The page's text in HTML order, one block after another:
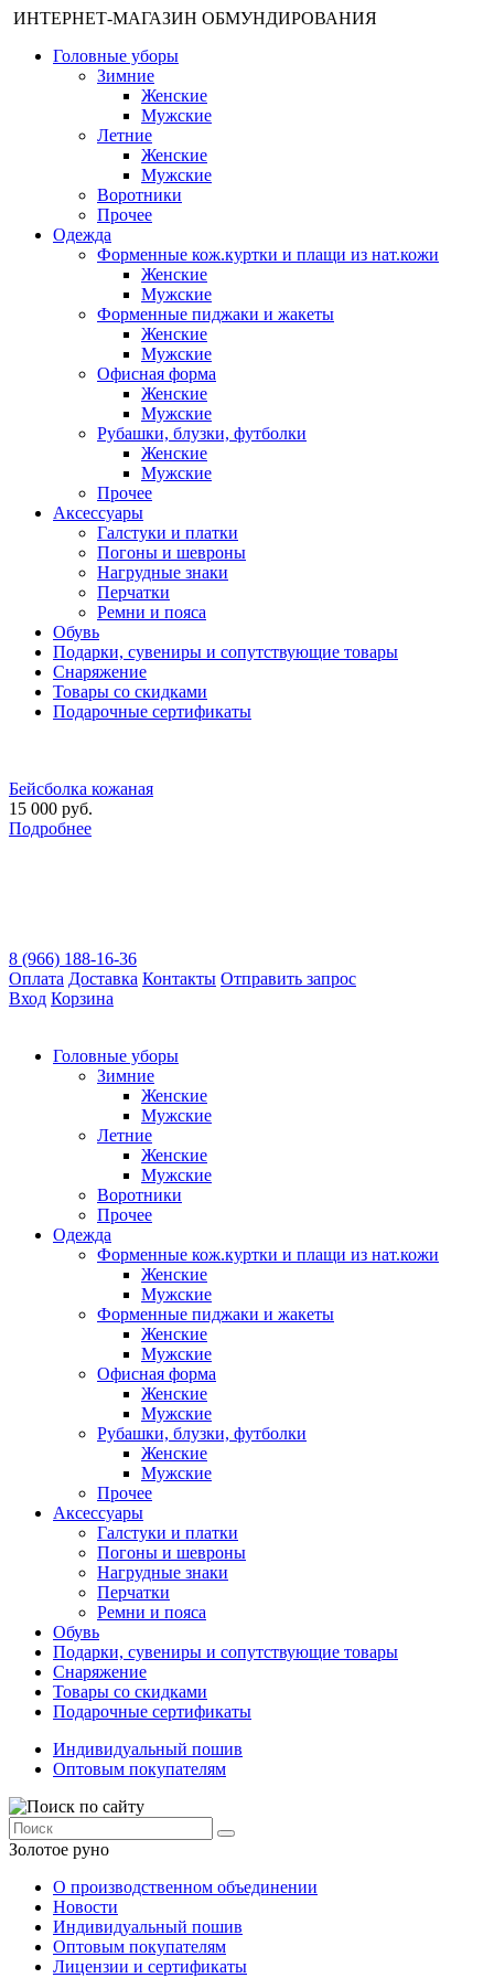
ИНТЕРНЕТ-МАГАЗИН ОБМУНДИРОВАНИЯ
Головные уборы
Зимние
Женские
Мужские
Летние
Женские
Мужские
Воротники
Прочее
Одежда
Форменные кож.куртки и плащи из нат.кожи
Женские
Мужские
Форменные пиджаки и жакеты
Женские
Мужские
Офисная форма
Женские
Мужские
Рубашки, блузки, футболки
Женские
Мужские
Прочее
Аксессуары
Галстуки и платки
Погоны и шевроны
Нагрудные знаки
Перчатки
Ремни и пояса
Обувь
Подарки, сувениры и сопутствующие товары
Снаряжение
Товары со скидками
Подарочные сертификаты
Бейсболка кожаная
15 000 руб.
Подробнее
8 (966) 188-16-36
Оплата Доставка Контакты Отправить запрос
Вход Корзина
Головные уборы
Зимние
Женские
Мужские
Летние
Женские
Мужские
Воротники
Прочее
Одежда
Форменные кож.куртки и плащи из нат.кожи
Женские
Мужские
Форменные пиджаки и жакеты
Женские
Мужские
Офисная форма
Женские
Мужские
Рубашки, блузки, футболки
Женские
Мужские
Прочее
Аксессуары
Галстуки и платки
Погоны и шевроны
Нагрудные знаки
Перчатки
Ремни и пояса
Обувь
Подарки, сувениры и сопутствующие товары
Снаряжение
Товары со скидками
Подарочные сертификаты
Индивидуальный пошив
Оптовым покупателям
Золотое руно
О производственном объединении
Новости
Индивидуальный пошив
Оптовым покупателям
Лицензии и сертификаты